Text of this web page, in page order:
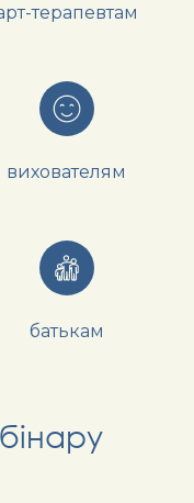
терапевтам
вихователям
батькам